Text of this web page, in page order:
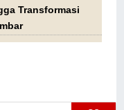
Transformasi